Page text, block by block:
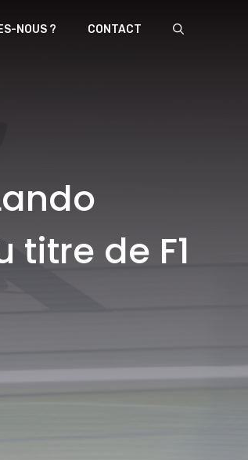
NOUS ? CONTACT
de F1